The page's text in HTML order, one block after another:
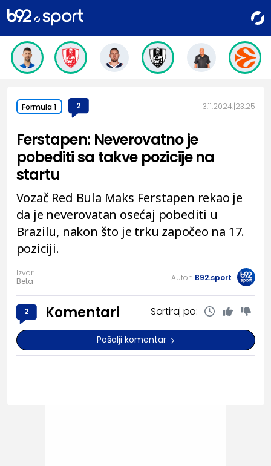
Formula 1 2 3.11.2024. 23:25
Ferstapen: Neverovatno je
pobediti sa takve pozicije na
startu
Vozač Red Bula Maks Ferstapen rekao je
da je neverovatan osećaj pobediti u
Brazilu, nakon što je trku započeo na 17.
poziciji.
Izvor:
Beta
Autor: B92.sport
2 Komentari Sortiraj po:
Pošalji komentar